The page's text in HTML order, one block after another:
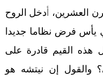
العشرين،
دخل الروح
يأس فرض نظاما جديدا
هذه القيم قادرة على
والقول إن نيتشه هو